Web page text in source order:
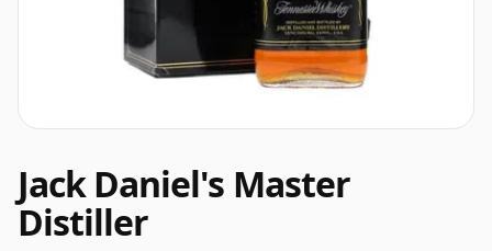
Jack Daniel's Master
Distiller